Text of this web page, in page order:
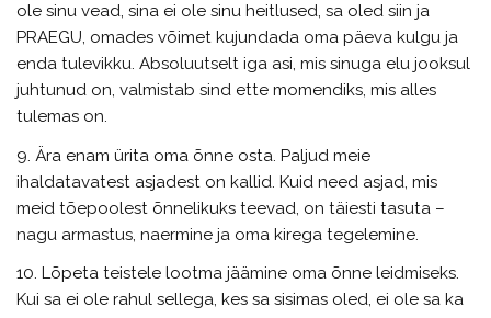
ole sinu vead, sina ei ole sinu heitlused, sa oled siin ja
PRAEGU, omades võimet kujundada oma päeva kulgu ja
enda tulevikku. Absoluutselt iga asi, mis sinuga elu jooksul
juhtunud on, valmistab sind ette momendiks, mis alles
tulemas on.
9. Ära enam ürita oma õnne osta. Paljud meie
ihaldatavatest asjadest on kallid. Kuid need asjad, mis
meid tõepoolest õnnelikuks teevad, on täiesti tasuta –
nagu armastus, naermine ja oma kirega tegelemine.
10. Lõpeta teistele lootma jäämine oma õnne leidmiseks.
Kui sa ei ole rahul sellega, kes sa sisimas oled, ei ole sa ka